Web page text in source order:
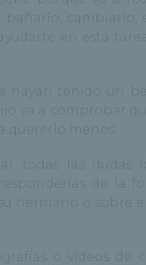
bañarlo, cambiarlo,
en esta
hayan tenido un
va a comprobar
quererlo menos.
todas las dudas
de la
hermano o sobre
o vídeos de